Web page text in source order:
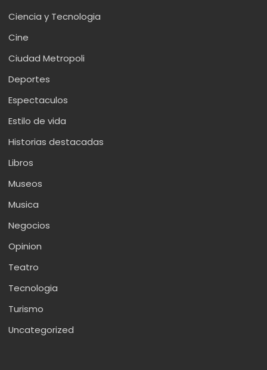
Ciencia y Tecnologia
Cine
Ciudad Metropoli
Deportes
Espectaculos
Estilo de vida
Historias destacadas
Libros
Museos
Musica
Negocios
Opinion
Teatro
Tecnologia
Turismo
Uncategorized